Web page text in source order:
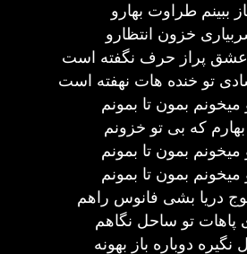
ببینم طراوت بهارو
خزون انتظارو
عشق پراز حرف نگفته است
تو خنده هات نهفته است
بمون تا بمونم
بهارم که بی تو خزونم
بمون تا بمونم
بمون تا بمونم
دریا بشی فانوس راهم
پاهات تو ساحل نگاهم
نگیره دوباره باز بهونه